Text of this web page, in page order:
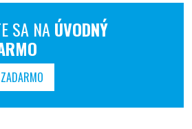
SA NA ÚVODNÝ